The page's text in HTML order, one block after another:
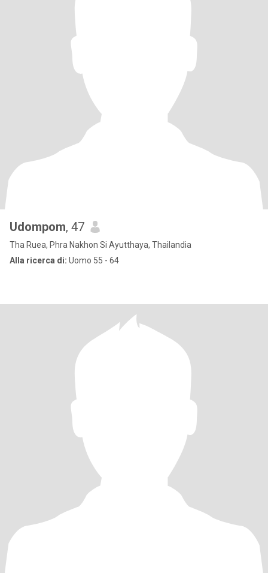
Udompom, 47
Tha Ruea, Phra Nakhon Si Ayutthaya, Thailandia
Alla ricerca di: Uomo 55 - 64